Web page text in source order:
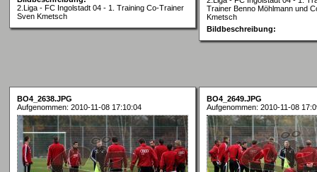
2.Liga - FC Ingolstadt 04 - 1. Training Co-Trainer
Sven Kmetsch
Trainer Benno Möhlmann und
Kmetsch
Bildbeschreibung:
BO4_2638.JPG
Aufgenommen: 2010-11-08 17:10:04
BO4_2649.JPG
Aufgenommen: 2010-11-08